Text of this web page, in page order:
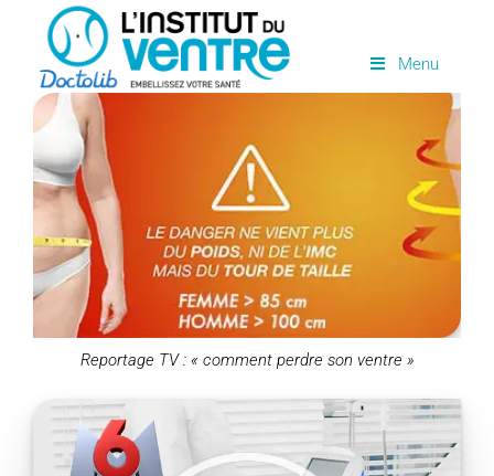
contenu
Menu
Reportage TV : « comment perdre son ventre »